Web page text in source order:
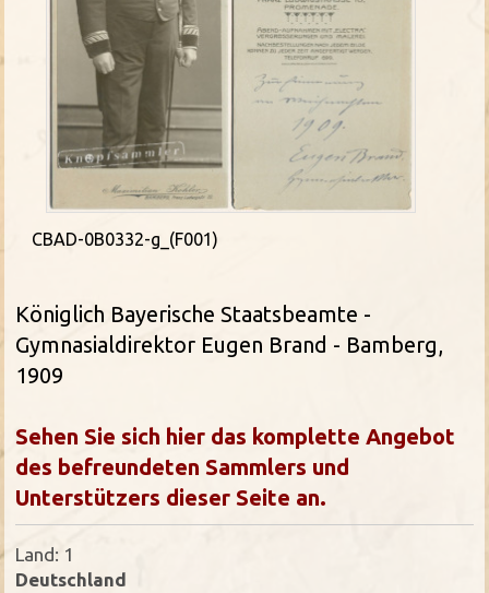
CBAD-0B0332-g_(F001)
Königlich Bayerische Staatsbeamte -
Gymnasialdirektor Eugen Brand - Bamberg,
1909
Sehen Sie sich hier das komplette Angebot
des befreundeten Sammlers und
Unterstützers dieser Seite an.
Land: 1
Deutschland